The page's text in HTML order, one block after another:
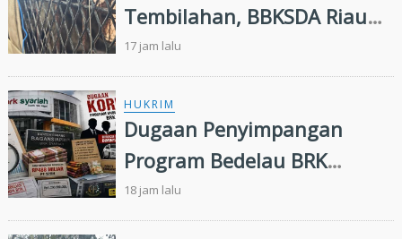
Tembilahan, BBKSDA Riau
Lakukan Identifikasi
17 jam lalu
HUKRIM
Dugaan Penyimpangan
Program Bedelau BRK
Syariah, LSM Minta Kejati
Riau Periksa Direksi
18 jam lalu